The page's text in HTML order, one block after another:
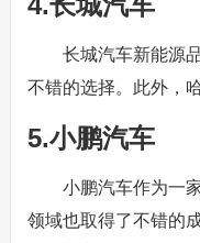
长城汽车新能源
不错的选择。此外，
5.小鹏汽车
小鹏汽车作为一
领域也取得了不错的